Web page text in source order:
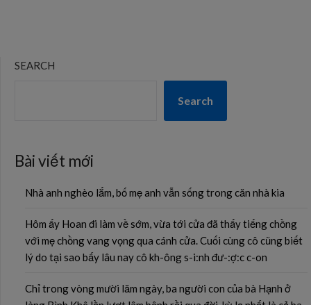
SEARCH
Search
Bài viết mới
Nhà anh nghèo lắm, bố mẹ anh vẫn sống trong căn nhà kia
Hôm ấy Hoan đi làm về sớm, vừa tới cửa đã thấy tiếng chồng
với mẹ chồng vang vọng qua cánh cửa. Cuối cùng cô cũng biết
lý do tại sao bấy lâu nay cô kh-ông s-i:nh đư-:ợ:c c-on
Chỉ trong vòng mười lăm ngày, ba người con của bà Hạnh ở